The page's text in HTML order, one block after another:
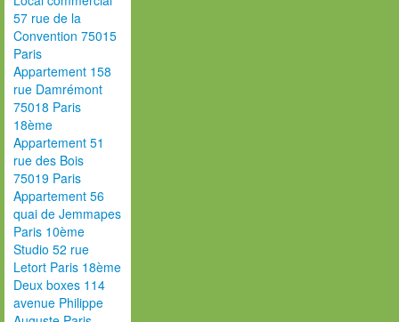
57 rue de la
Convention 75015
Paris
Appartement 158
rue Damrémont
75018 Paris
18ème
Appartement 51
rue des Bois
75019 Paris
Appartement 56
quai de Jemmapes
Paris 10ème
Studio 52 rue
Letort Paris 18ème
Deux boxes 114
avenue Philippe